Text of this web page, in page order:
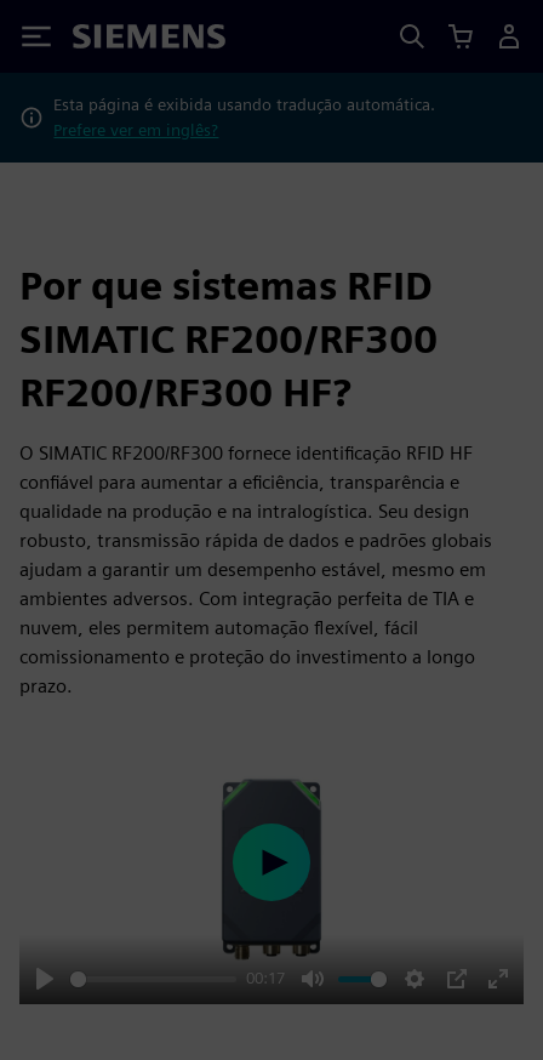
Siemens
Esta página é exibida usando tradução automática.
Prefere ver em inglês?
Por que sistemas RFID
SIMATIC RF200/RF300
RF200/RF300 HF?
O SIMATIC RF200/RF300 fornece identificação RFID HF
confiável para aumentar a eficiência, transparência e
qualidade na produção e na intralogística. Seu design
robusto, transmissão rápida de dados e padrões globais
ajudam a garantir um desempenho estável, mesmo em
ambientes adversos. Com integração perfeita de TIA e
nuvem, eles permitem automação flexível, fácil
comissionamento e proteção do investimento a longo
prazo.
Play
00:17
Mute Settings
PIP
Enter
Play